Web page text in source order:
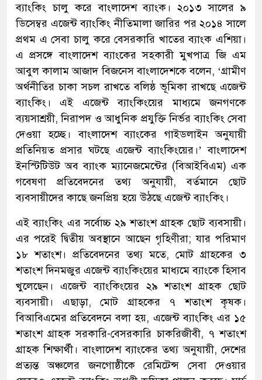
ব্যাংকিং চালু করে বাংলাদেশ ব্যাংক। ২০১৩ সালের ৯
ডিসেম্বর এজেন্ট ব্যাংকিং নীতিমালা জারির পর ২০১৪ সালে
প্রথম এ সেবা চালু করে বেসরকারি খাতের ব্যাংক এশিয়া।
এ প্রসঙ্গে বাংলাদেশ ব্যাংকের সহকারী মুখপাত্র জি এম
আবুল কালাম আজাদ বিজনেস বাংলাদেশকে বলেন, ‘গ্রামীণ
অর্থনীতির চাকা সচল রাখতে বলিষ্ঠ ভূমিকা রাখছে এজেন্ট
ব্যাংকিং। এই এজেন্ট ব্যাংকিংয়ের মাধ্যমে জনগণকে
ব্যয়সাশ্রয়ী, নিরাপদ ও আধুনিক প্রযুক্তি নির্ভর ব্যাংকিং সেবা
দেওয়া হচ্ছে। বাংলাদেশ ব্যাংকের গাইডলাইন অনুযায়ী
প্রতিনিয়ত প্রসার ঘটছে এজেন্ট ব্যাংকিংয়ের।’ বাংলাদেশ
ইনস্টিটিউট অব ব্যাংক ম্যানেজমেন্টের (বিআইবিএম) এক
গবেষণা প্রতিবেদনের তথ্য অনুযায়ী, বর্তমানে ছোট
ব্যবসায়ীদের কাছে জনপ্রিয় হয়ে উঠছে এজেন্ট ব্যাংকিং।
এই ব্যাংকিং এর সর্বোচ্চ ২৯ শতাংশ গ্রাহক ছোট ব্যবসায়ী।
এর পরেই দ্বিতীয় অবস্থানে আছেন গৃহিণীরা; যার পরিমাণ
১৮ শতাংশ। প্রতিবেদনের তথ্য মতে, মোট গ্রাহকের ৩
শতাংশ দিনমজুর এজেন্ট ব্যাংকিংয়ের মাধ্যমে ব্যাংকে হিসাব
খুলেছেন। এজেন্ট ব্যাংকিংয়ের ২৯ শতাংশ গ্রাহক ছোট
ব্যবসায়ী। এছাড়া, মোট গ্রাহকের ৭ শতাংশ কৃষক।
বিআবিএমের প্রতিবেদনে বলা হয়, এজেন্ট ব্যাংকিং এর ১৫
শতাংশ গ্রাহক সরকারি-বেসরকারি চাকরিজীবী, ৭ শতাংশ
গ্রাহক শিক্ষার্থী। বাংলাদেশ ব্যাংকের তথ্য অনুযায়ী, দেশের
প্রত্যন্ত অঞ্চলের জনগোষ্ঠীকে রেমিটেন্স সেবা দেওয়ার